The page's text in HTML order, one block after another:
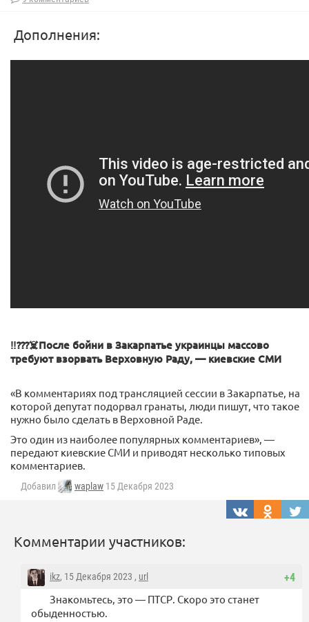
Дополнения:
‼️???‍☠️После бойни в Закарпатье украинцы массово
требуют взорвать Верховную Раду, — киевские СМИ
«В комментариях под трансляцией сессии в Закарпатье, на
которой депутат подорвал гранаты, люди пишут, что такое
нужно было сделать в Верховной Раде.
Это один из наиболее популярных комментариев», —
передают киевские СМИ и приводят несколько типовых
комментариев.
Добавил waplaw 15 Декабря 2023
Комментарии участников:
+4
ikz, 15 Декабря 2023 , url
Знакомьтесь, это — ПТСР. Скоро это станет
обыденностью.